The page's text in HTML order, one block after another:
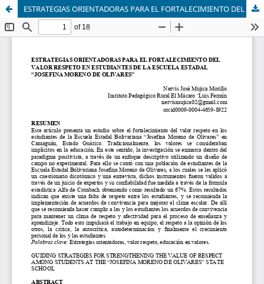
ESTRATEGIAS ORIENTADORAS PARA EL FORTALECIMIENTO DEL VALOR RESPETO EN ESTUDIANTES DE LA ESCUELA ESTADAL “JOSEFINA MORENO DE OLIVARES”